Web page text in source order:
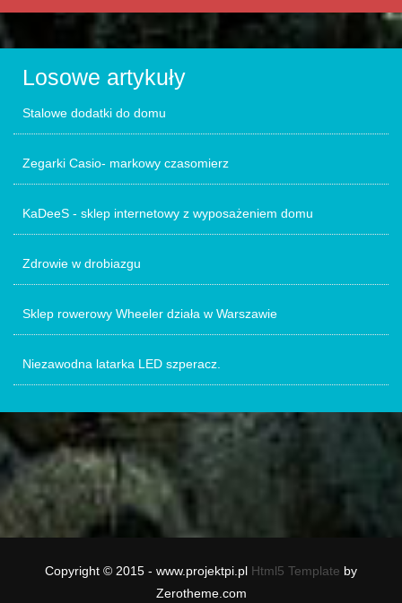
Losowe artykuły
Stalowe dodatki do domu
Zegarki Casio- markowy czasomierz
KaDeeS - sklep internetowy z wyposażeniem domu
Zdrowie w drobiazgu
Sklep rowerowy Wheeler działa w Warszawie
Niezawodna latarka LED szperacz.
Copyright © 2015 - www.projektpi.pl Html5 Template by
Zerotheme.com